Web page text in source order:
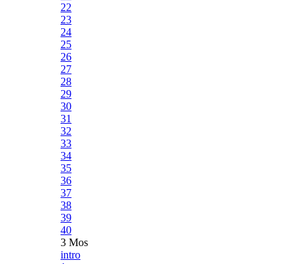
22
23
24
25
26
27
28
29
30
31
32
33
34
35
36
37
38
39
40
3 Mos
intro